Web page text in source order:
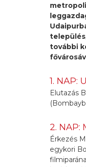
további
1. NAP:
Elutazás
2. NAP:
Érkezés
egykori